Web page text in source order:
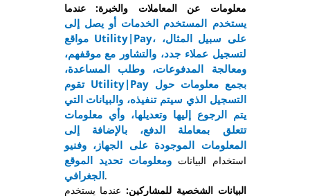
معلومات عن المعاملات والخبرة: عندما
يستخدم المستخدم الخدمات أو يصل إلى
مواقع Utility|Pay، على سبيل المثال،
لتسجيل عملاء جدد، والتشاور مع موقفهم،
ومعالجة المدفوعات، وطلب المساعدة،
تقوم Utility|Pay بجمع معلومات حول
التسجيل الذي سيتم تنفيذه، والبيانات التي
يتم الرجوع إليها وتعديلها، وأي معلومات
تتعلق بمعاملة الدفع، بالإضافة إلى
المعلومات الموجودة على الجهاز، وفنيو
استخدام البياناتومعلومات تحديد الموقع
الجغرافي.
البيانات الشخصية للمشاركين: عندما يستخدم